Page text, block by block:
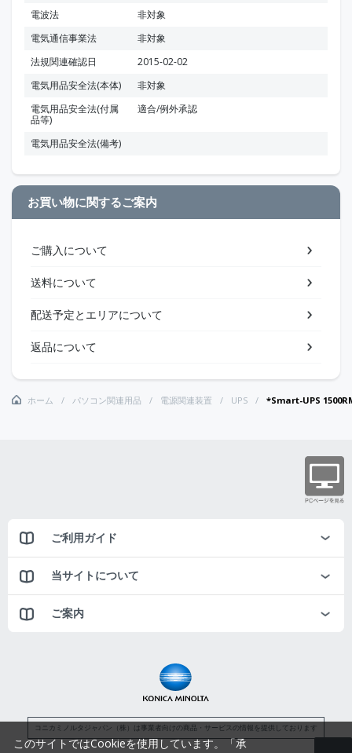
電波法
非対象
電気通信事業法
非対象
法規関連確認日
2015-02-02
電気用品安全法(本体)
非対象
電気用品安全法(付属
品等)
適合/例外承認
電気用品安全法(備考)
お買い物に関するご案内
ご購入について
送料について
配送予定とエリアについて
返品について
ホーム パソコン関連用品 電源関連装置 UPS *Smart-UPS
ご利用ガイド
当サイトについて
ご案内
コニカミノルタジャパン（株）は事業者向けの商品・サービスの情報を提供しております
このサイトではCookieを使用しています。「承